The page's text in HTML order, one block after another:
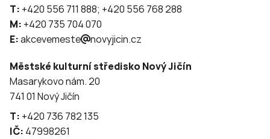
T: +420 556 711 888; +420 556 768 288
M: +420 735 704 070
E:akcevemeste novyjicin.cz
Městské kulturní středisko Nový Jičín
Masarykovo nám. 20
741 01 Nový Jičín
T: +420 736 782 135
IČ: 47998261